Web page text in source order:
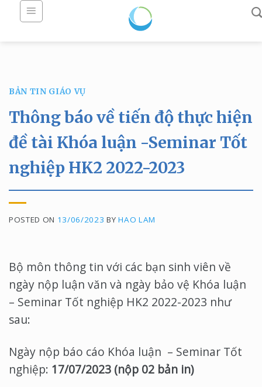
BẢN TIN GIÁO VỤ
Thông báo về tiến độ thực hiện
đề tài Khóa luận -Seminar Tốt
nghiệp HK2 2022-2023
POSTED ON 13/06/2023 BYHAO LAM
Bộ môn thông tin với các bạn sinh viên về
ngày nộp luận văn và ngày bảo vệ Khóa luận
– Seminar Tốt nghiệp HK2 2022-2023 như
sau:
Ngày nộp báo cáo Khóa luận – Seminar Tốt
nghiệp: 17/07/2023 (nộp 02 bản in)